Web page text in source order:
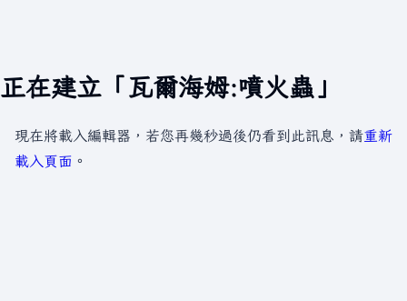
正在建立「瓦爾海姆:噴火蟲」
現在將載入編輯器，若您再幾秒過後仍看到此訊息，請重新
載入頁面 。